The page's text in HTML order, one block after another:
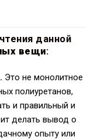
данной
вещи:
Это не монолитное
полиуретанов,
и правильный и
делать вывод о
опыту или